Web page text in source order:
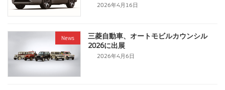
2026年4月16日
News
三菱自動車、オートモビルカウンシル
2026に出展
2026年4月6日